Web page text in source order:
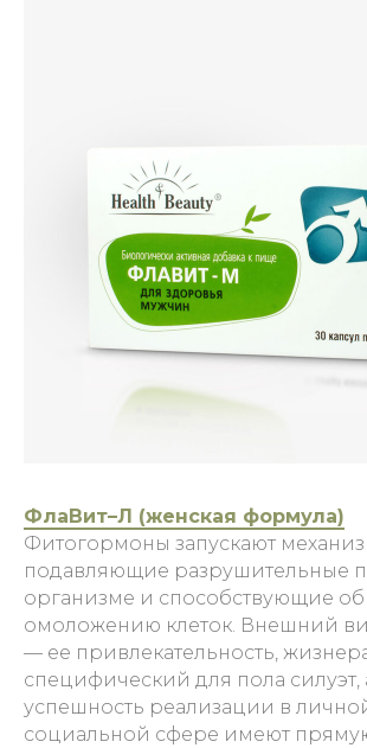
ФлаВит–Л (женская формула)
Фитогормоны запускают
подавляющие разрушительные
организме и способствующие
омоложению клеток. Внешний
— ее привлекательность,
специфический для пола силуэт,
успешность реализации в
социальной сфере имеют